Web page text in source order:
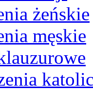
żeńskie
męskie